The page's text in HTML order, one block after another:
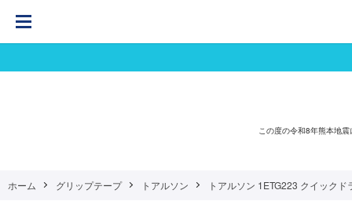
この度の令和8年熊本地
ホーム グリップテープ トアルソン トアルソン 1ETG223 クイック